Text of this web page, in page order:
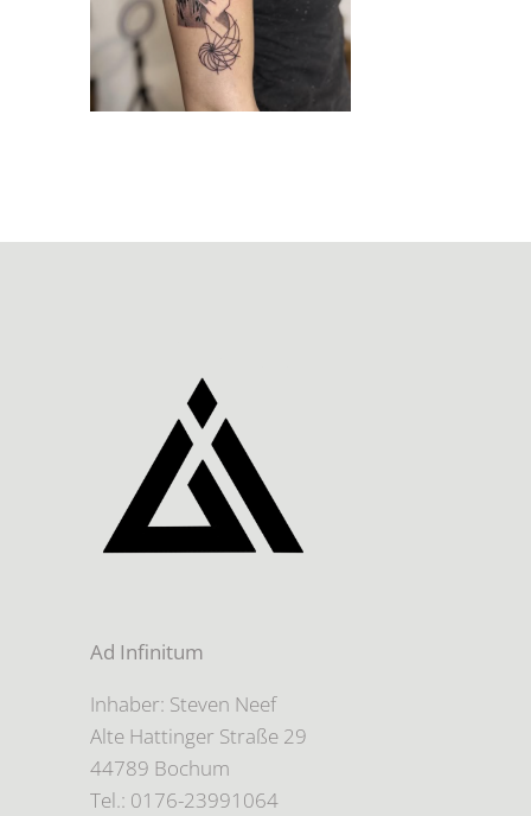
Ad Infinitum
Inhaber: Steven Neef
Alte Hattinger Straße 29
44789 Bochum
Tel.: 0176-23991064